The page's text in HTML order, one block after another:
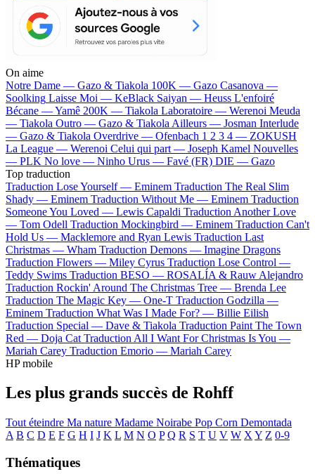
On aime
Notre Dame — Gazo & Tiakola 100K — Gazo Casanova —
Soolking Laisse Moi — KeBlack Saiyan — Heuss L'enfoiré
Bécane —Yamê 200K — Tiakola Laboratoire — Werenoi Meuda
— Tiakola Outro — Gazo & Tiakola Ailleurs — Josman Interlude
— Gazo & Tiakola Overdrive — Ofenbach 1 2 3 4 — ZOKUSH
La League — Werenoi Celui qui part — Joseph Kamel Nouvelles
— PLK No love — Ninho Urus — Favé (FR) DIE — Gazo
Top traduction
Traduction Lose Yourself — Eminem Traduction The Real Slim
Shady — Eminem Traduction Without Me — Eminem Traduction
Someone You Loved — Lewis Capaldi Traduction Another Love
— Tom Odell Traduction Mockingbird — Eminem Traduction Can't
Hold Us — Macklemore and Ryan Lewis Traduction Last
Christmas — Wham Traduction Demons — Imagine Dragons
Traduction Flowers — Miley Cyrus Traduction Lose Control —
Teddy Swims Traduction BESO — ROSALÍA & Rauw Alejandro
Traduction Rockin' Around The Christmas Tree — Brenda Lee
Traduction The Magic Key — One-T Traduction Godzilla —
Eminem Traduction What Was I Made For? — Billie Eilish
Traduction Special — Dave & Tiakola Traduction Paint The Town
Red — Doja Cat Traduction All I Want For Christmas Is You —
Mariah Carey Traduction Emorio — Mariah Carey
HP mobile
Les plus grands succès de Rohff
Tout éteindre Ma nature Madame Noirabe Pop Corn Demontada
A B C D E F G H I J K L M N O P Q R S T U V W X Y Z 0-9
Thématiques